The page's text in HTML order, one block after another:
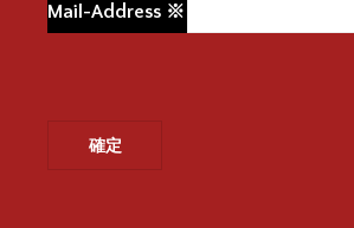
Mail-Address ※